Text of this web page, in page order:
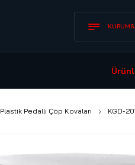
Plastik Pedallı Çöp Kovaları KGD-